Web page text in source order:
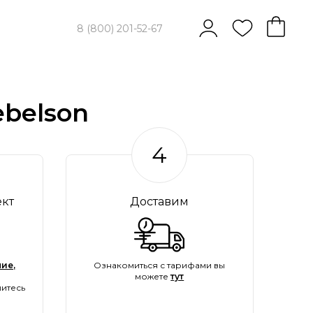
8 (800) 201-52-67
4
Доставим
Ознакомиться с тарифами вы
можететут